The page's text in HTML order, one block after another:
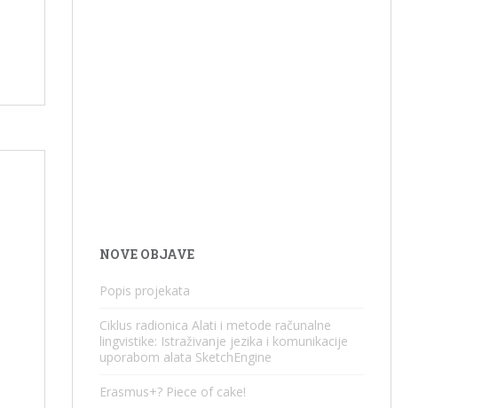
NOVE OBJAVE
Popis projekata
Ciklus radionica Alati i metode računalne
lingvistike: Istraživanje jezika i komunikacije
uporabom alata SketchEngine
Erasmus+? Piece of cake!